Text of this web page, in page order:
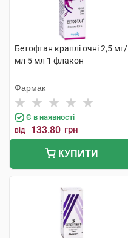
Бетофтан краплі очні 2,5 мг/
мл 5 мл 1 флакон
Фармак
Є в наявності
від 133.80 грн
КУПИТИ